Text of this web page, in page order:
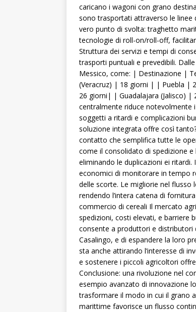
caricano i wagoni con grano
sono trasportati attraverso le linee
vero punto di svolta: traghetto
tecnologie di roll-on/roll-off,
Struttura dei servizi e tempi di
trasporti puntuali e prevedibili.
Messico, come: | Destinazione
(Veracruz) | 18 giorni | | Puebla |
26 giorni| | Guadalajara (Jalisco) |
centralmente riduce notevolmente
soggetti a ritardi e complicazioni
soluzione integrata offre così
contatto che semplifica tutte le
come il consolidato di spedizione
eliminando le duplicazioni ei
economici di monitorare in tempo
delle scorte. Le migliorie nel
rendendo l’intera catena di
commercio di cereali Il mercato
spedizioni, costi elevati, e barriere
consente a produttori e distributori
Casalingo, e di espandere la loro
sta anche attirando l’interesse di
e sostenere i piccoli agricoltori
Conclusione: una rivoluzione nel
esempio avanzato di innovazione
trasformare il modo in cui il grano
marittime favorisce un flusso